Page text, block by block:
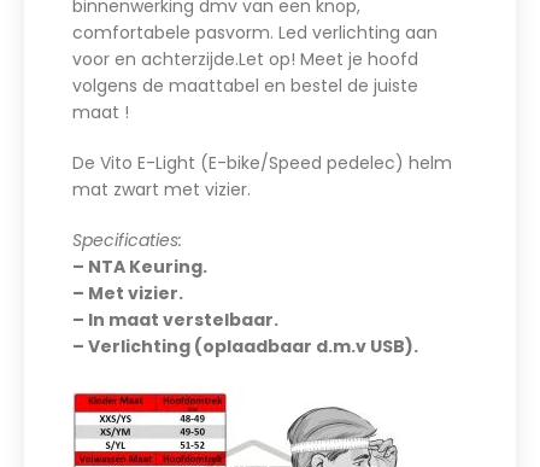
binnenwerking dmv van een knop,
comfortabele pasvorm. Led verlichting aan
voor en achterzijde.Let op! Meet je hoofd
volgens de maattabel en bestel de juiste
maat !
De Vito E-Light (E-bike/Speed pedelec) helm
mat zwart met vizier.
Specificaties:
– NTA Keuring.
– Met vizier.
– In maat verstelbaar.
– Verlichting (oplaadbaar d.m.v USB).